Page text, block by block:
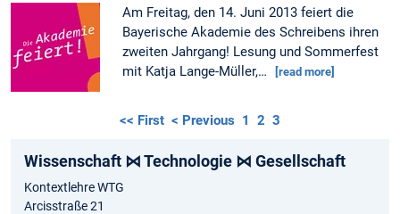
Am Freitag, den 14. Juni 2013 feiert die
Bayerische Akademie des Schreibens ihren
zweiten Jahrgang! Lesung und Sommerfest
mit Katja Lange-Müller,…
[read more]
<< First < Previous 1 2 3
Wissenschaft ⋈ Technologie ⋈ Gesellschaft
Kontextlehre WTG
Arcisstraße 21